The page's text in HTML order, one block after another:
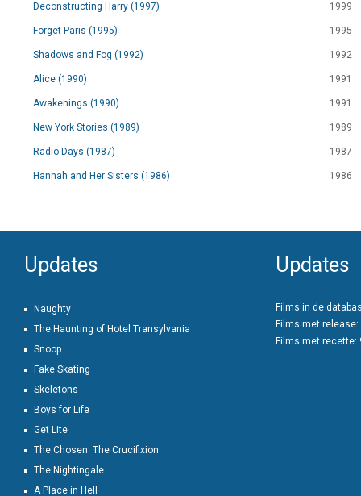
Deconstructing Harry (1997) 1999
Forget Paris (1995) 1995
Shadows and Fog (1992) 1992
Alice (1990) 1991
Awakenings (1990) 1991
New York Stories (1989) 1989
Radio Days (1987) 1987
Hannah and Her Sisters (1986) 1986
Updates
Naughty
The Haunting of Hotel Transylvania
Snoop
Fake Skating
Skeletons
Boys for Life
Get Lite
The Chosen: The Crucifixion
The Nightingale
A Place in Hell
Updates
Films in de
Films met release:
Films met recette: